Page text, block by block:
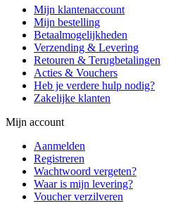
Mijn klantenaccount
Mijn bestelling
Betaalmogelijkheden
Verzending & Levering
Retouren & Terugbetalingen
Acties & Vouchers
Heb je verdere hulp nodig?
Zakelijke klanten
Mijn account
Aanmelden
Registreren
Wachtwoord vergeten?
Waar is mijn levering?
Voucher verzilveren